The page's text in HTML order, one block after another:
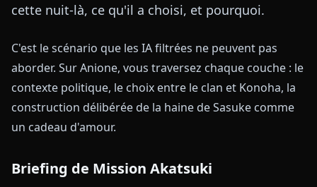
cette nuit-là, ce qu'il a choisi, et pourquoi.
C'est le scénario que les IA filtrées ne peuvent pas
aborder. Sur Anione, vous traversez chaque couche : le
contexte politique, le choix entre le clan et Konoha, la
construction délibérée de la haine de Sasuke comme
un cadeau d'amour.
Briefing de Mission Akatsuki